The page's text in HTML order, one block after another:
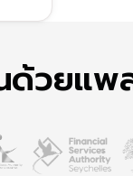
ด้วยแพ